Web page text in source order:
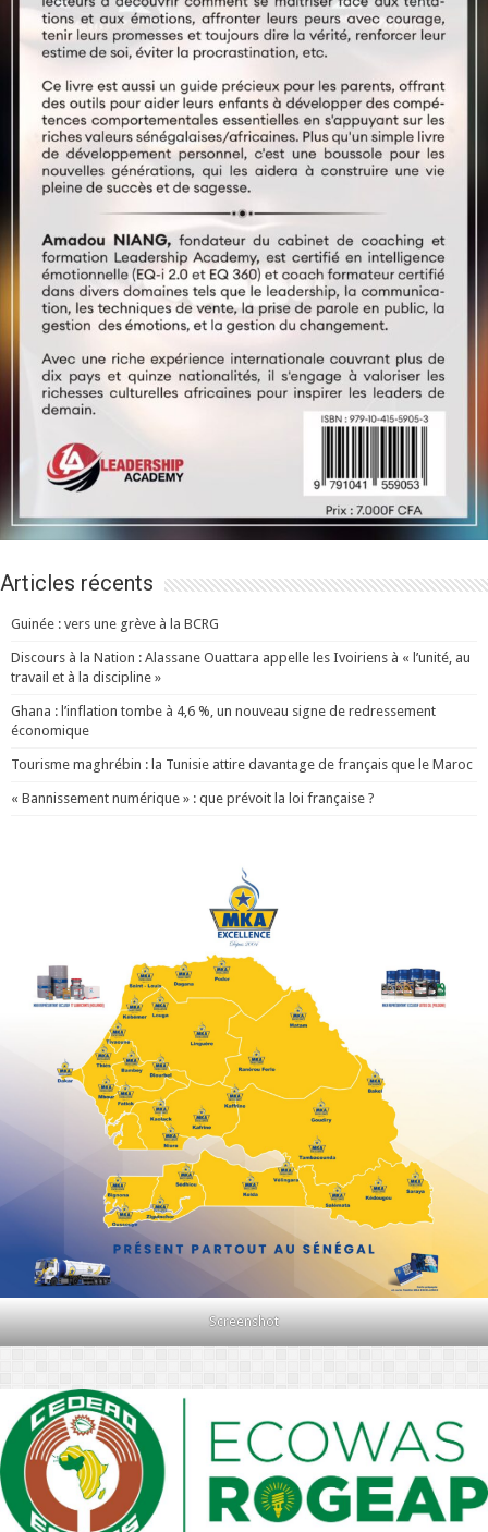
Articles récents
Guinée : vers une grève à la BCRG
Discours à la Nation : Alassane Ouattara appelle les Ivoiriens à « l’unité, au
travail et à la discipline »
Ghana : l’inflation tombe à 4,6 %, un nouveau signe de redressement
économique
Tourisme maghrébin : la Tunisie attire davantage de français que le Maroc
« Bannissement numérique » : que prévoit la loi française ?
Screenshot